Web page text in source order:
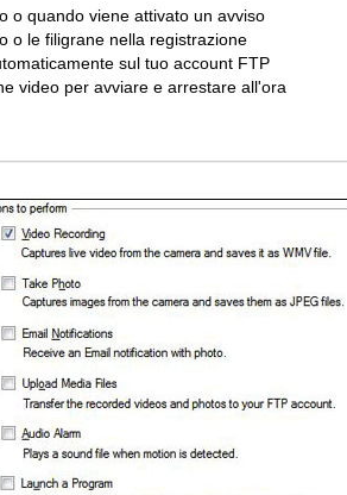
o quando viene attivato un avviso
o le filigrane nella registrazione
sul tuo account FTP
video per avviare e arrestare all'ora